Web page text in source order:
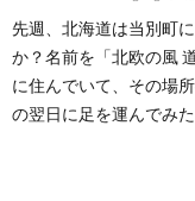
先週、北海道は当別町
か？名前を「北欧の風
に住んでいて、その場
の翌日に足を運んでみた